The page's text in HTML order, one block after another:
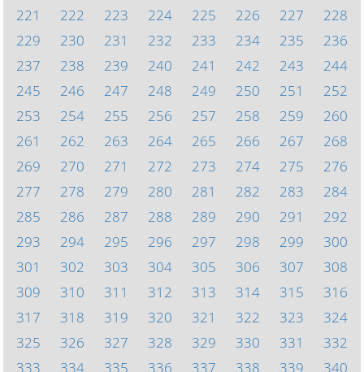
221
222 223 224 225 226 227
228
229
230 231 232 233 234 235
236
237
238 239 240 241 242 243
244
245
246 247 248 249 250 251
252
253
254 255 256 257 258 259
260
261
262 263 264 265 266 267
268
269
270 271 272 273 274 275
276
277
278 279 280 281 282 283
284
285
286 287 288 289 290 291
292
293
294 295 296 297 298 299
300
301
302 303 304 305 306 307
308
309
310 311 312 313 314 315
316
317
318 319 320 321 322 323
324
325
326 327 328 329 330 331
332
333
334 335 336 337 338 339 340